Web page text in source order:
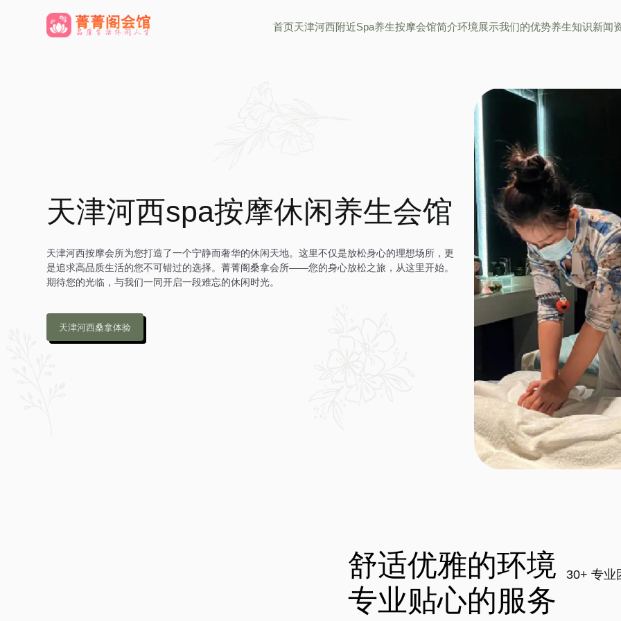
首页天津河西附近spa养生按摩会馆简介环境展示我们的优势养生知识新闻
天津河西spa按摩休闲养生会馆
天津河西按摩会所为您打造了一个宁静而奢华的休闲天地。这里不仅是放松身心的理想场所，更
是追求高品质生活的您不可错过的选择。菁菁阁桑拿会所——您的身心放松之旅，从这里开始。
期待您的光临，与我们一同开启一段难忘的休闲时光。
天津河西桑拿体验
舒适优雅的环境 30+ 专业
专业贴心的服务